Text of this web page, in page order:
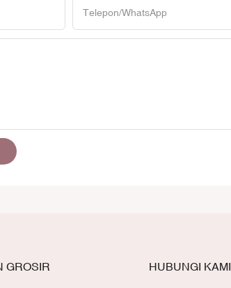
Telepon/WhatsApp
GROSIR HUBUNGI KAMI